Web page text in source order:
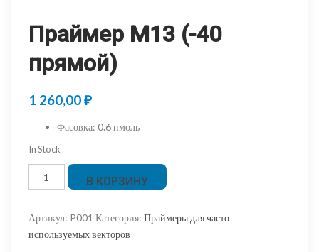
Праймер M13 (-40
прямой)
1 260,00₽
Фасовка: 0.6 нмоль
In Stock
Количество
товара
M13
(-40
В КОРЗИНУ
Артикул: P001 Категория: Праймеры для часто
используемых векторов